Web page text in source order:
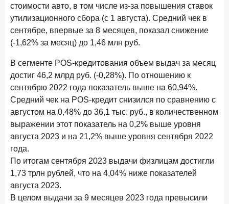
25 мая 2026 года ИССЛЕДОВАНИЕ
Ипотека в России: итоги апреля 2026 года в цифрах
13 мая 2026 года
сравниться с российским»
6 мая 2026 года ИССЛЕДОВАНИЕ
По итогам апреля 2026 года объем выдач кредитов
составил 968 млрд руб.
29 апреля 2026 года ИССЛЕДОВАНИЕ
Конкуренция на рынке инвестиционно-страховых
продуктов усиливается
28 апреля 2026 года ИССЛЕДОВАНИЕ
Привязанность побеждает ставку? Как выбирают банк
для сбережений в 2026 году
стоимости авто, в том числе из-за повышения ставок
утилизационного сбора (с 1 августа). Средний чек в
сентябре, впервые за 8 месяцев, показал снижение
(-1,62% за месяц) до 1,46 млн руб.
В сегменте POS-кредитования объем выдач за месяц
достиг 46,2 млрд руб. (-0,28%). По отношению к
сентябрю 2022 года показатель выше на 60,94%.
Средний чек на POS-кредит снизился по сравнению с
августом на 0,48% до 36,1 тыс. руб., в количественном
выражении этот показатель на 0,2% выше уровня
августа 2023 и на 21,2% выше уровня сентября 2022
года.
По итогам сентября 2023 выдачи физлицам достигли
1,73 трлн рублей, что на 4,04% ниже показателей
августа 2023.
В целом выдачи за 9 месяцев 2023 года превысили